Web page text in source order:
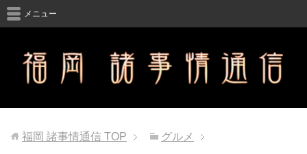
メニュー
福岡 諸事情通信 TOP グルメ